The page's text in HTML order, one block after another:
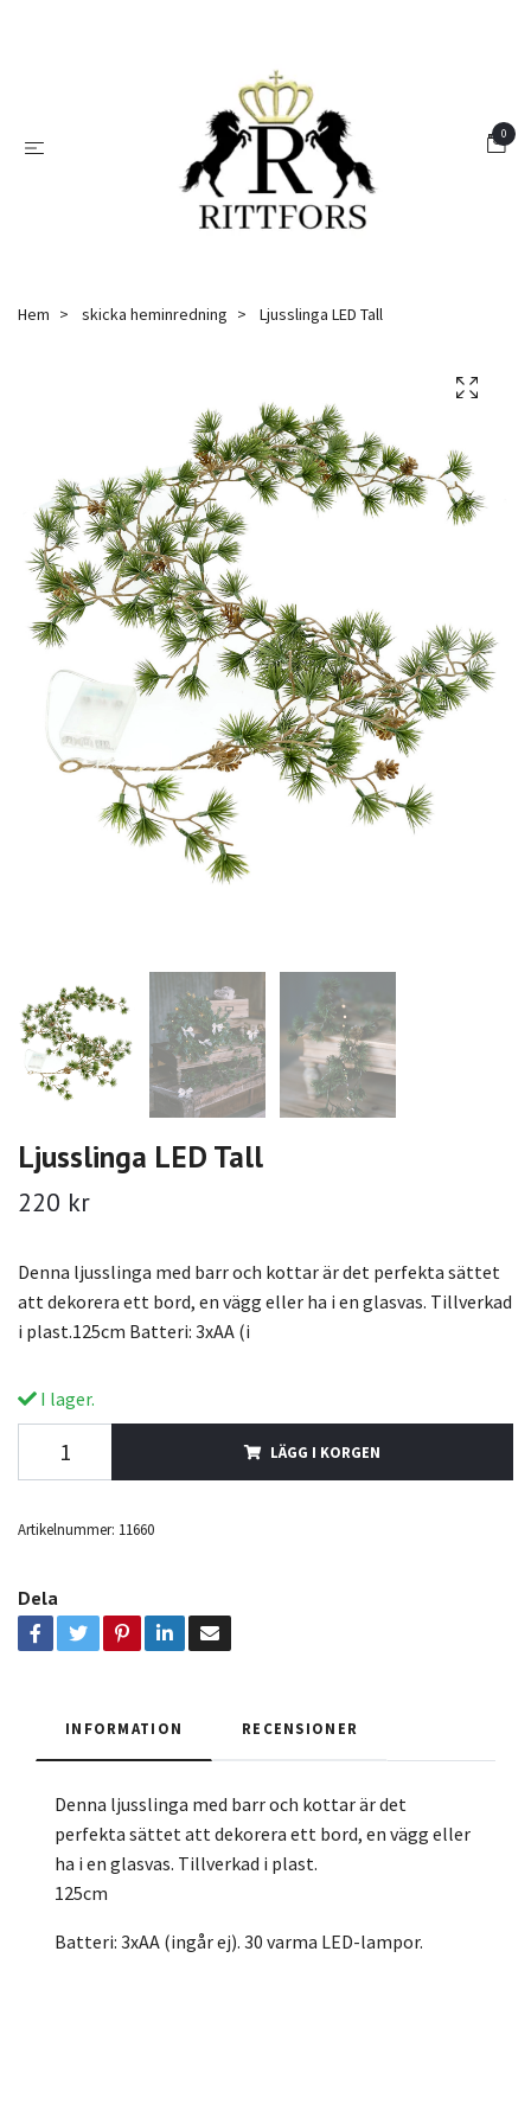
0
Hem skicka heminredning Ljusslinga LED Tall
Ljusslinga LED Tall
220 kr
Denna ljusslinga med barr och kottar är det perfekta sättet
att dekorera ett bord, en vägg eller ha i en glasvas. Tillverkad
i plast.125cm Batteri: 3xAA (i
I lager.
LÄGG I KORGEN
Artikelnummer: 11660
Dela
INFORMATION RECENSIONER
Denna ljusslinga med barr och kottar är det
perfekta sättet att dekorera ett bord, en vägg eller
ha i en glasvas. Tillverkad i plast.
125cm
Batteri: 3xAA (ingår ej). 30 varma LED-lampor.